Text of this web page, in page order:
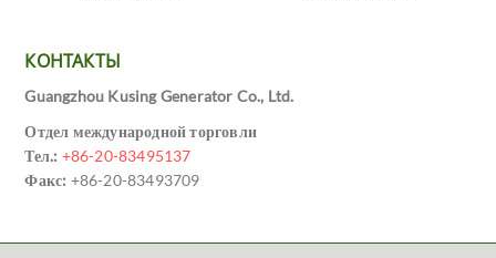
КОНТАКТЫ
Guangzhou Kusing Generator Co., Ltd.
Отдел международной торговли
Тел.: +86-20-83495137
Факс: +86-20-83493709